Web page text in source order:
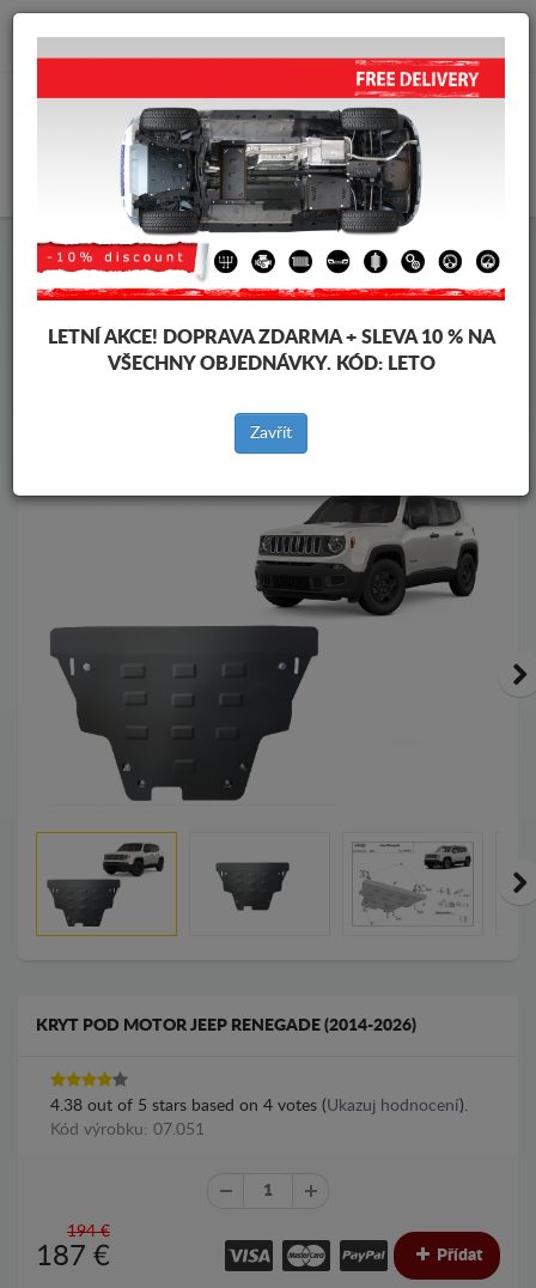
info@krytpodmotor.com
Kryt pod motor Jeep Kryt pod motor Jeep Renegade
vozidel
Značky vozidel
Zpět na produkty
KRYT POD MOTOR JEEP RENEGADE (2014-2026)
4.38 out of 5 stars based on 4 votes (Ukazuj hodnocení).
Kód výrobku: 07.051
194 €
187 € Přídat
LETNÍ AKCE! DOPRAVA ZDARMA + SLEVA 10 % NA
VŠECHNY OBJEDNÁVKY. KÓD: LETO
Zavřít